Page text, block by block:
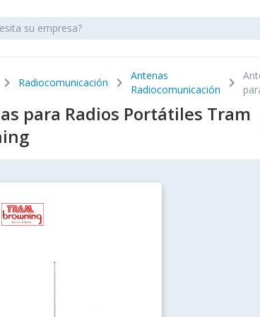
chevron_right Radiocomunicación chevron_right
Antenas
Radiocomunicación
chevron_right
para Radios Portátiles Tram